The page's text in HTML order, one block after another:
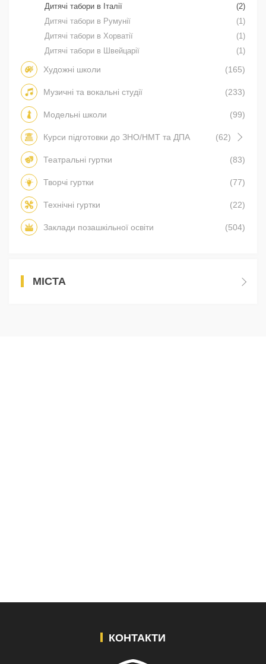
Дитячі табори в Італії
(2)
Дитячі табори в Румунії
(1)
Дитячі табори в Хорватії
(1)
Дитячі табори в Швейцарії
(1)
Художні школи (165)
Музичні та вокальні студії (233)
Модельні школи (99)
Курси підготовки до ЗНО/НМТ та ДПА (62)
Театральні гуртки (83)
Творчі гуртки (77)
Технічні гуртки (22)
Заклади позашкільної освіти (504)
МІСТА
КОНТАКТИ